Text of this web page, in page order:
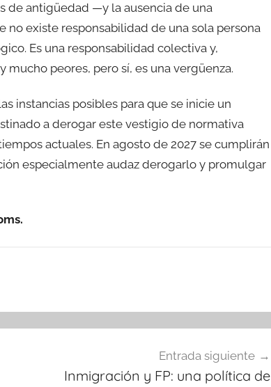
de antigüedad —y la ausencia de una
existe responsabilidad de una sola persona
Es una responsabilidad colectiva y,
peores, pero sí, es una vergüenza.
instancias posibles para que se inicie un
a derogar este vestigio de normativa
actuales. En agosto de 2027 se cumplirán
especialmente audaz derogarlo y promulgar
Entrada siguiente
Inmigración y FP: una política de